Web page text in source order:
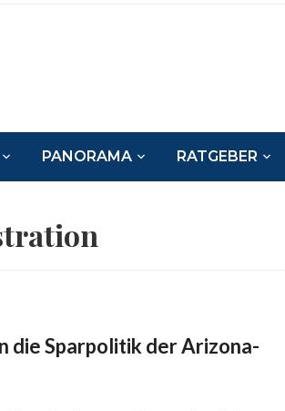
PANORAMA RATGEBER
die Sparpolitik der Arizona-